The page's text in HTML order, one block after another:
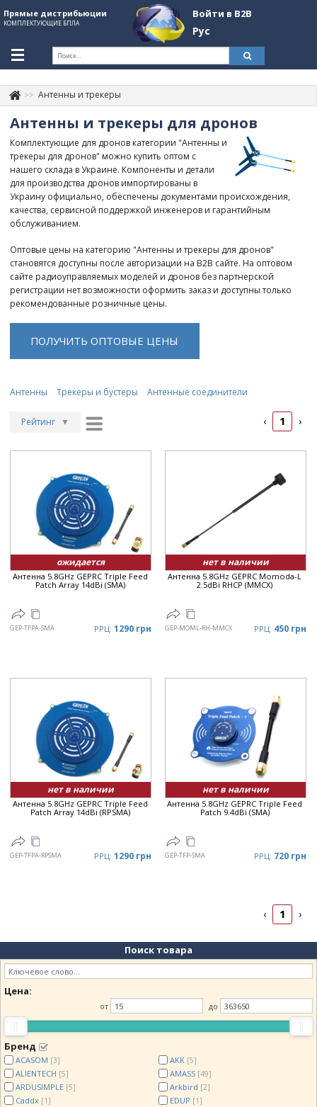
Прямые дистрибьюции
КОМПЛЕКТУЮЩИЕ БПЛА
Войти в B2B
Рус
+380507774092 Контакты
About Company
Обзоры
Категории
Бренды
Войти в B2B
Стать партнером
Антенны и трекеры
Антенны и трекеры для дронов
Комплектующие для дронов категории "Антенны и
трекеры для дронов" можно купить оптом с
нашего склада в Украине. Компоненты и детали
для производства дронов импортированы в
Украину официально, обеспечены документами происхождения,
качества, сервисной поддержкой инженеров и гарантийным
обслуживанием.
Оптовые цены на категорию "Антенны и трекеры для дронов"
становятся доступны после авторизации на B2B сайте. На оптовом
сайте радиоуправляемых моделей и дронов без партнерской
регистрации нет возможности оформить заказ и доступны только
рекомендованные розничные цены.
ПОЛУЧИТЬ ОПТОВЫЕ ЦЕНЫ
Антенны Трекеры и бустеры Антенные соединители
Рейтинг ▼
Дата
Цена ▲
Цена
▼
‹ 1 ›
ожидается
Антенна 5.8GHz GEPRC Triple Feed
Patch Array 14dBi (SMA)
GEP-TFPA-SMA РРЦ: 1290 грн
нет в наличии
Антенна 5.8GHz GEPRC Momoda-L
2.5dBi RHCP (MMCX)
GEP-MOML-RH-MMCX РРЦ: 450 грн
нет в наличии
Антенна 5.8GHz GEPRC Triple Feed
Patch Array 14dBi (RPSMA)
GEP-TFPA-RPSMA РРЦ: 1290 грн
нет в наличии
Антенна 5.8GHz GEPRC Triple Feed
Patch 9.4dBi (SMA)
GEP-TFP-SMA РРЦ: 720 грн
‹ 1 ›
Поиск товара
Цена:
от до
Бренд
ACASOM [3] AKK [5]
ALIENTECH [5] AMASS [49]
ARDUSIMPLE [5] Arkbird [2]
Caddx [1] EDUP [1]